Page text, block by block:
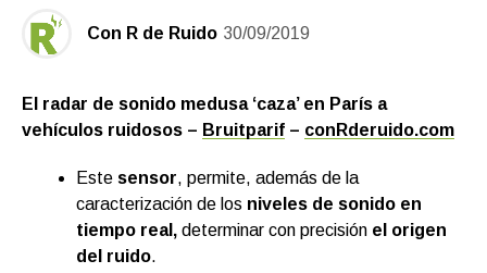
Con R de Ruido 30/09/2019
El radar de sonido medusa ‘caza’ en París a
vehículos ruidosos – Bruitparif – conRderuido.com
Este sensor, permite, además de la
caracterización de los niveles de sonido en
tiempo real, determinar con precisión el origen
del ruido.